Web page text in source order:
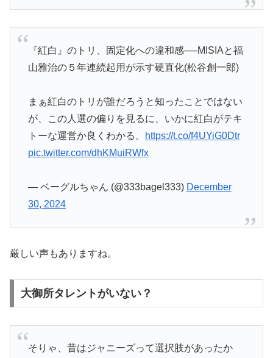
『紅白』のトリ、固定化への違和感──MISIAと福
山雅治の５年連続起用が示す硬直化(松谷創一郎)
まぁ紅白のトリが誰だろうと知ったことではない
が、この人選の偏りを見るに、いかに紅白がテキ
トーな運営か良くわかる。
https://t.co/f4UYiG0Dtr
pic.twitter.com/dhKMuiRWfx
— ベーグルちゃん (@333bagel333) December
30, 2024
厳しい声もありますね。
大御所タレントがいない？
そりゃ、昔はジャニーズって選択肢があったか